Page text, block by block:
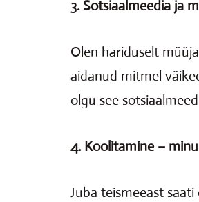
3. Sotsiaalmeedia ja
Olen hariduselt
aidanud mitmel
olgu see
4. Koolitamine –
Juba teismeeast